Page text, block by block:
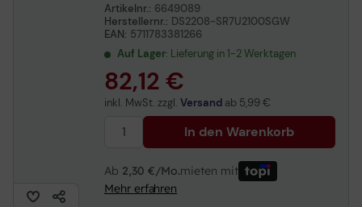
Artikelnr.: 6649089
Herstellernr.: DS2208-SR7U2100SGW
EAN: 5711783381266
Auf Lager: Lieferung in 1-2 Werktagen
82,12 €
inkl. MwSt. zzgl. Versand ab 5,99 €
In den Warenkorb
Ab 2,30 €/Mo.mieten mit
Mehr erfahren